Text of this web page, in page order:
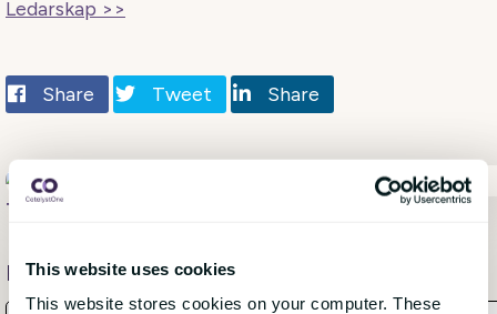
This website uses cookies
This website stores cookies on your computer. These
Ledarskap >>
Share Tweet Share
TLNT Personal & Ledarskap , 26 oktober 2022
Få månatliga uppdateringar från bloggen!